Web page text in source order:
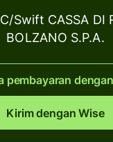
Swift CASSA DI
BOLZANO S.P.A.
pembayaran
Kirim dengan Wise